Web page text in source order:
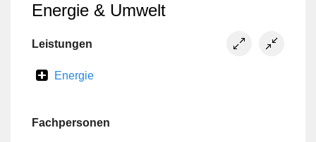
Energie & Umwelt
Leistungen
Energie
Fachpersonen